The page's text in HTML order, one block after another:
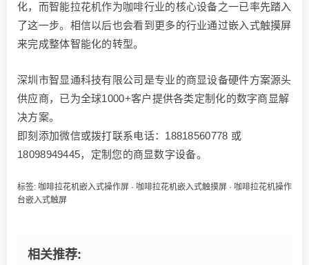
化，而智能拉花机作为咖啡行业的核心设备之一已率先踏入
了这一步。相信以后也会看到更多的行业通过嵌入式触摸屏
来完成整体智能化的转型。
深圳市智显通科技有限公司是专业的商显设备硬件方案源头
供应商，已为全球1000+客户提供各类定制化的数字商显解
决方案。
即刻添加微信或拨打联系电话：18818560778 或
18098949445，定制您的商显数字设备。
标签: 咖啡拉花机嵌入式操作屏 · 咖啡拉花机嵌入式触摸屏 · 咖啡拉花机操作
台嵌入式触屏
相关推荐: